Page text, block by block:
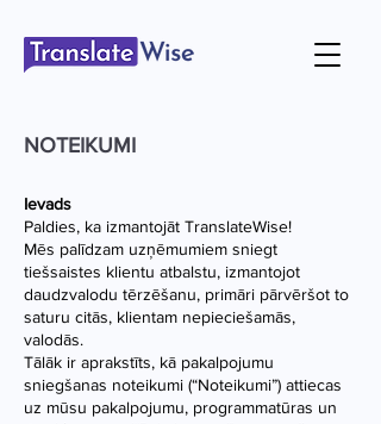
NOTEIKUMI
Ievads
Paldies, ka izmantojāt TranslateWise!
Mēs palīdzam uzņēmumiem sniegt
tiešsaistes klientu atbalstu, izmantojot
daudzvalodu tērzēšanu, primāri pārvēršot to
saturu citās, klientam nepieciešamās,
valodās.
Tālāk ir aprakstīts, kā pakalpojumu
sniegšanas noteikumi (“Noteikumi”) attiecas
uz mūsu pakalpojumu, programmatūras un